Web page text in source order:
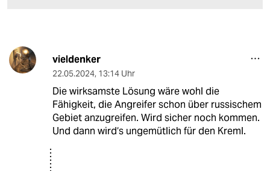
vieldenker
22.05.2024, 13:14 Uhr
Die wirksamste Lösung wäre wohl die
Fähigkeit, die Angreifer schon über russischem
Gebiet anzugreifen. Wird sicher noch kommen.
Und dann wird‘s ungemütlich für den Kreml.